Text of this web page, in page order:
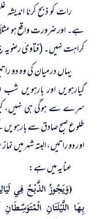
رات کو ذبح کرنا
ہے۔ اور ضرورت واقع ہو مثلاً
کراہت نہیں۔ (فتاویٰ رضویہ ج: ١٤ ص: ٤٤١، امام احمد رضا
یہاں درمیان کی وہ دو
گیارہویں اور بارہویں شب
سرے سے ہوگی ہی نہیں،
طلوع صبح صادق سے
اور دو راتیں، البتہ شہر میں
عنایہ میں ہے:
(وَيَجُوزُ الذَّبْحُ فِي
بِهَا اللَّيْلَتَانِ